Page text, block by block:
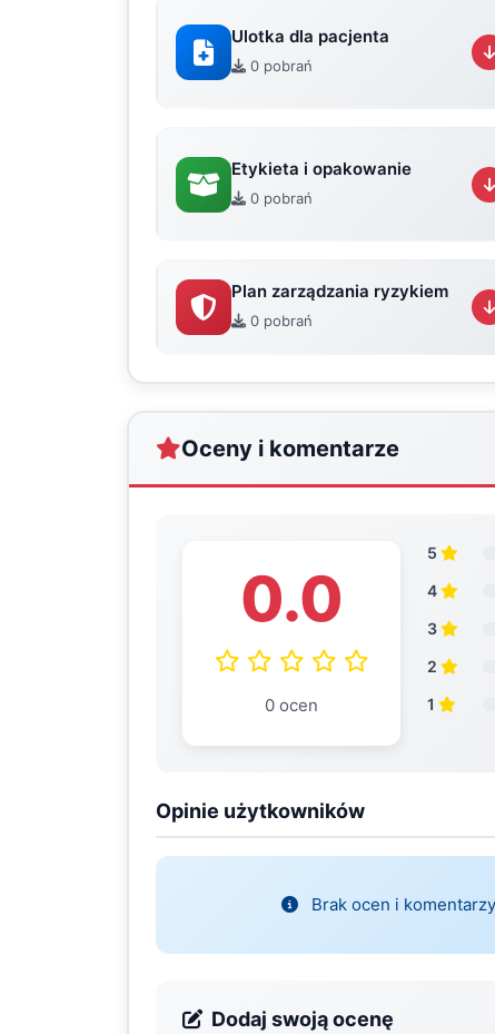
Ulotka dla pacjenta
0 pobrań
Etykieta i opakowanie
0 pobrań
Plan zarządzania ryzykiem
0 pobrań
Oceny i komentarze
0.0
0 ocen
5
4
3
2
1
Opinie użytkowników
Brak ocen i
Dodaj swoją ocenę